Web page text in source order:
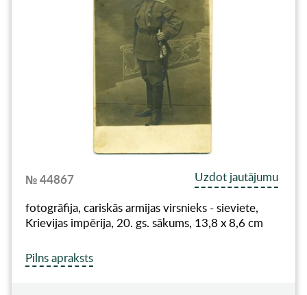
№ 44867
Uzdot jautājumu
fotogrāfija, cariskās armijas virsnieks - sieviete,
Krievijas impērija, 20. gs. sākums, 13,8 x 8,6 cm
Pilns apraksts